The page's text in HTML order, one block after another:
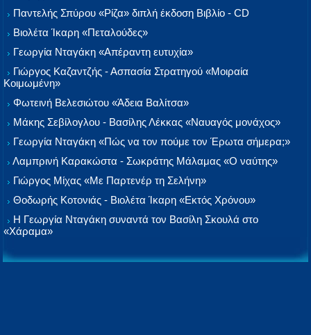
Παντελής Σπύρου «Ρίζα» διπλή έκδοση Βιβλίο - CD
Βιολέτα Ίκαρη «Πεταλούδες»
Γεωργία Νταγάκη «Aπέραντη ευτυχία»
Γιώργος Καζαντζής - Ασπασία Στρατηγού «Μοιραία
Κοιμωμένη»
Φωτεινή Βελεσιώτου «Άδεια Βαλίτσα»
Μάκης Σεβίλογλου - Βασίλης Λέκκας «Ναυαγός μονάχος»
Γεωργία Νταγάκη «Πώς να τον πούμε τον Έρωτα σήμερα;»
Λαμπρινή Καρακώστα - Σωκράτης Μάλαμας «Ο ναύτης»
Γιώργος Μίχας «Με Παρτενέρ τη Σελήνη»
Θοδωρής Κοτονιάς - Βιολέτα Ίκαρη «Εκτός Χρόνου»
Η Γεωργία Νταγάκη συναντά τον Βασίλη Σκουλά στο
«Χάραμα»